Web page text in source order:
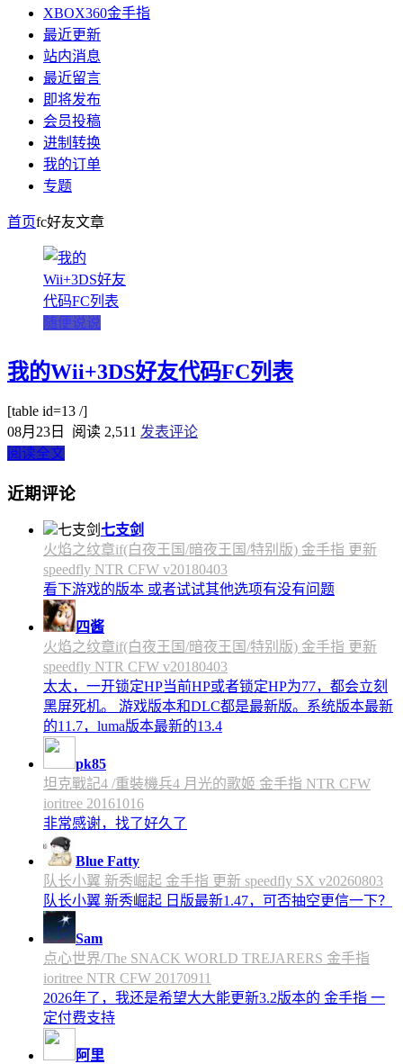
XBOX360金手指
最近更新
站内消息
最近留言
即将发布
会员投稿
进制转换
我的订单
专题
首页fc好友文章
随便说说
我的Wii+3DS好友代码FC列表
[table id=13 /]
08月23日
阅读 2,511 发表评论
阅读全文
近期评论
七支剑
火焰之纹章if(白夜王国/暗夜王国/特别版) 金手指 更新
speedfly NTR CFW v20180403
看下游戏的版本 或者试试其他选项有没有问题
四酱
火焰之纹章if(白夜王国/暗夜王国/特别版) 金手指 更新
speedfly NTR CFW v20180403
太太，一开锁定HP当前HP或者锁定HP为77，都会立刻
黑屏死机。 游戏版本和DLC都是最新版。系统版本最新
的11.7，luma版本最新的13.4
pk85
坦克戰記4 /重裝機兵4 月光的歌姬 金手指 NTR CFW
ioritree 20161016
非常感谢，找了好久了
Blue Fatty
队长小翼 新秀崛起 金手指 更新 speedfly SX v20260803
队长小翼 新秀崛起 日版最新1.47，可否抽空更信一下？
Sam
点心世界/The SNACK WORLD TREJARERS 金手指
ioritree NTR CFW 20170911
2026年了，我还是希望大大能更新3.2版本的 金手指 一
定付费支持
阿里